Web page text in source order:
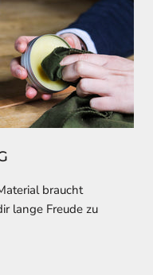
braucht
lange Freude zu